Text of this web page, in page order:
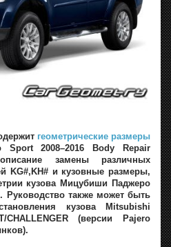
геометрические размеры
Sport 2008–2016 Body Repair
замены различных
KG#,KH# и кузовные размеры,
кузова Мицубиши Паджеро
Руководство также может быть
кузова Mitsubishi
CHALLENGER (версии Pajero